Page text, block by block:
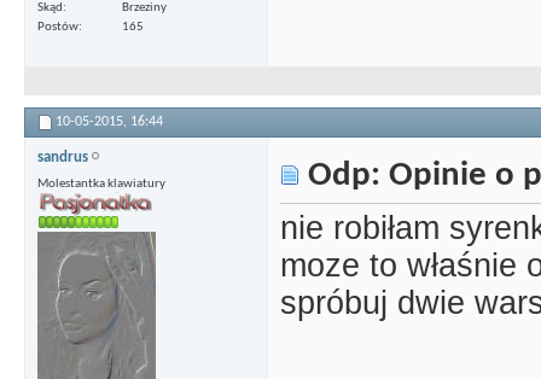
Skąd
Brzeziny
Postów
165
10-05-2015, 16:44
sandrus
Molestantka klawiatury Odp: Opinie o
nie robiłam
moze to właśnie
spróbuj dwie